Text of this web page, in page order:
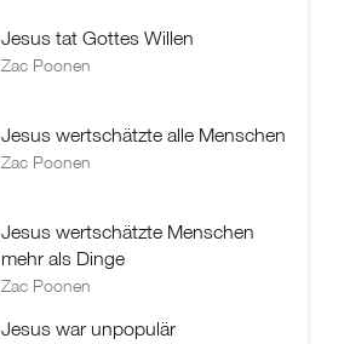
Jesus tat Gottes Willen
Zac Poonen
Jesus wertschätzte alle Menschen
Zac Poonen
Jesus wertschätzte Menschen
mehr als Dinge
Zac Poonen
Jesus war unpopulär